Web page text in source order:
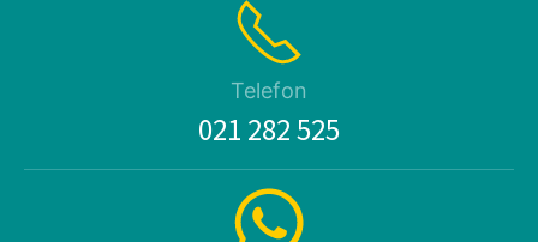
Telefon
021 282 525